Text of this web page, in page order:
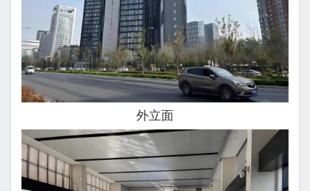
外立面